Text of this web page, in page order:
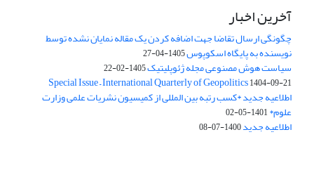
آخرین اخبار
چگونگی ارسال تقاضا جهت اضافه کردن یک مقاله نمایان نشده توسط
نویسنده به پایگاه اسکوپوس1405-04-27
سیاست هوش مصنوعی مجله ژئوپلیتیک1405-02-22
Special Issue – International Quarterly of Geopolitics1404-09-21
اطلاعیه جدید *کسب رتبه بین المللی از کمیسیون نشریات علمی وزارت
علوم*1401-05-02
اطلاعیه جدید1400-07-08